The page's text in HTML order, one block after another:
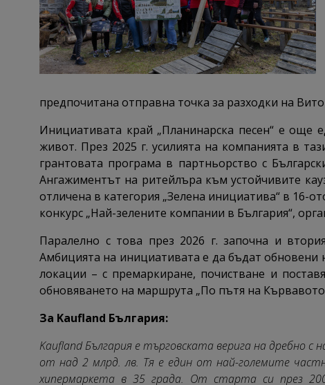
предпочитана отправна точка за разходки на
Инициативата край „Планинарска песен“ е още
живот. През 2025 г. усилията на компанията в
грантовата програма в партньорство с
Ангажиментът на ритейлъра към устойчивите
отличена в категория „Зелена инициатива“ в 16-
конкурс „Най-зелените компании в България“,
Паралелно с това през 2026 г. започна и
Амбицията на инициативата е да бъдат обновени
локации – с премаркиране, почистване и
обновяването на маршрута „По пътя на
За Kaufland България:
Kaufland България е търговската верига на
от над 2 млрд. лв. Тя е един от най-големите
хипермаркета в 35 града. От старта си през